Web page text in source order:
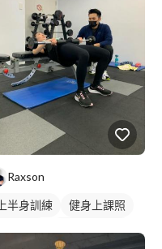
Raxson
上半身訓練
健身上課照